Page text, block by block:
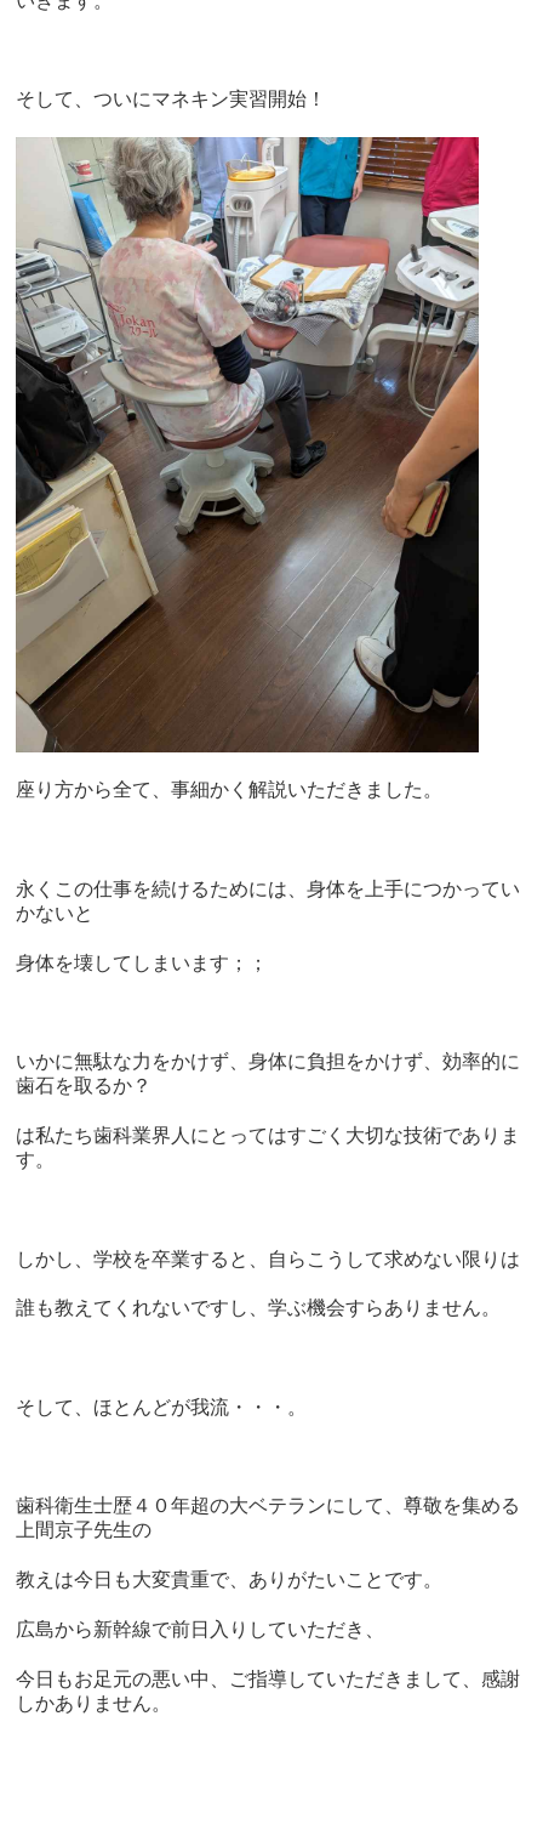
そして、ついにマネキン実習開始！
座り方から全て、事細かく解説いただきました。
永くこの仕事を続けるためには、身体を上手につかってい
かないと
身体を壊してしまいます；；
いかに無駄な力をかけず、身体に負担をかけず、効率的に
歯石を取るか？
は私たち歯科業界人にとってはすごく大切な技術でありま
す。
しかし、学校を卒業すると、自らこうして求めない限りは
誰も教えてくれないですし、学ぶ機会すらありません。
そして、ほとんどが我流・・・。
歯科衛生士歴４０年超の大ベテランにして、尊敬を集める
上間京子先生の
教えは今日も大変貴重で、ありがたいことです。
広島から新幹線で前日入りしていただき、
今日もお足元の悪い中、ご指導していただきまして、感謝
しかありません。